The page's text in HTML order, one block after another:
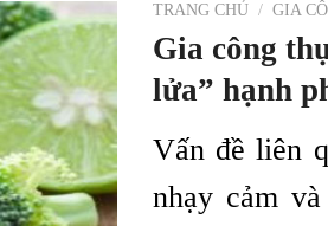
TRANG CHỦ / GIA
Gia công
lửa” hạnh
Vấn đề liên
nhạy cảm